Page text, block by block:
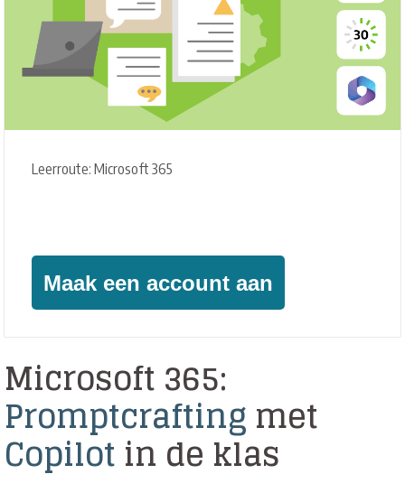
Microsoft 365:
Promptcraftingmet
Copilotin de klas
Leerroute: Microsoft 365
Maak een account aan